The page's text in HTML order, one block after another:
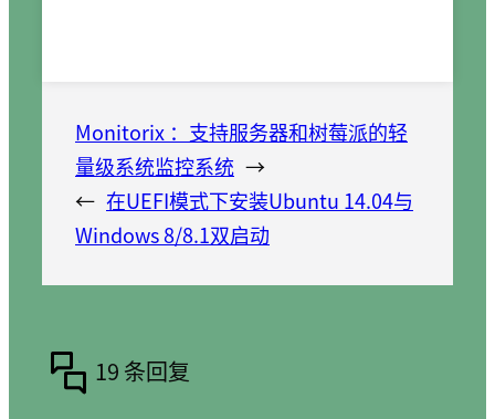
Monitorix ：支持服务器和树莓派的轻
量级系统监控系统 →
← 在UEFI模式下安装Ubuntu 14.04与
Windows 8/8.1双启动
19 条回复